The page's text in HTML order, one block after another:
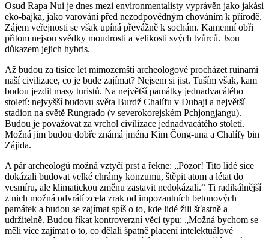
Osud Rapa Nui je dnes mezi environmentalisty vyprávěn jako jakási
eko-bajka, jako varování před nezodpovědným chováním k přírodě.
Zájem veřejnosti se však upíná převážně k sochám. Kamenní obři
přitom nejsou svědky moudrosti a velikosti svých tvůrců. Jsou
důkazem jejich hybris.
Až budou za tisíce let mimozemští archeologové procházet ruinami
naší civilizace, co je bude zajímat? Nejsem si jist. Tuším však, kam
budou jezdit masy turistů. Na největší památky jednadvacátého
století: nejvyšší budovu světa Burdž Chalífu v Dubaji a největší
stadion na světě Rungrado (v severokorejském Pchjongjangu).
Budou je považovat za vrchol civilizace jednadvacátého století.
Možná jim budou dobře známá jména Kim Čong-una a Chalífy bin
Zájida.
A pár archeologů možná vztyčí prst a řekne: „Pozor! Tito lidé sice
dokázali budovat velké chrámy konzumu, štěpit atom a létat do
vesmíru, ale klimatickou změnu zastavit nedokázali.“ Ti radikálnější
z nich možná odvrátí zcela zrak od impozantních betonových
památek a budou se zajímat spíš o to, kde lidé žili šťastně a
udržitelně. Budou říkat kontroverzní věci typu: „Možná bychom se
měli více zajímat o to, co dělali špatně placení intelektuálové